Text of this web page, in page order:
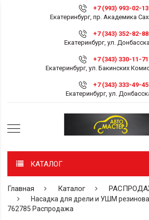
+7 (993) 993-02-13
Екатеринбург, пр. Академика
+7 (343) 352-82-88
Екатеринбург, ул.
+7 (343) 330-11-71
Екатеринбург, ул. Бакинских
+7 (343) 333-49-45
Екатеринбург, ул.
КАТАЛОГ
Главная Каталог
Насадка для дрели и УШМ
762785 Распродажа